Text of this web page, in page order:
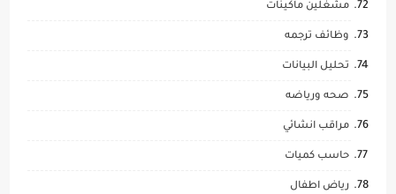
مشغلين ماكينات
وظائف ترجمه
تحليل البيانات
صحه ورياضه
مراقب انشائي
حاسب كميات
رياض اطفال